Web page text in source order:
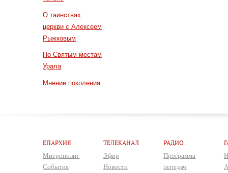
О таинствах
церкви с Алексеем
Рыжковым
По Святым местам
Урала
Мнение поколения
ЕПАРХИЯ
Митрополит
События
ТЕЛЕКАНАЛ
Эфир
Новости
РАДИО
Программа
передач